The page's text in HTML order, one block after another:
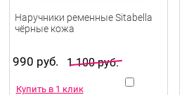
990 руб. 1 100 руб.
Купить в 1 клик